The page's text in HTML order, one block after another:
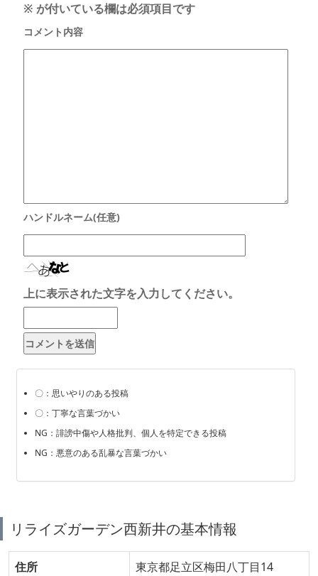
※ が付いている欄は必須項目です
上に表示された文字を入力してください。
〇：思いやりのある投稿
〇：丁寧な言葉づかい
NG：誹謗中傷や人格批判、個人を特定できる投稿
NG：悪意のある乱暴な言葉づかい
リライズガーデン西新井の基本情報
住所 東京都足立区梅田八丁目14